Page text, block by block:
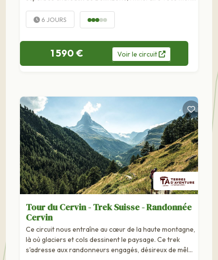
6 JOURS
1 590 € Voirle circuit
Tour du Cervin - Trek Suisse - Randonnée
Cervin
Ce circuit nous entraîne au cœur de la haute montagne,
là où glaciers et cols dessinent le paysage. Ce trek
s'adresse aux randonneurs engagés, désireux de mêler